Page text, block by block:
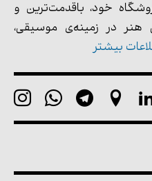
خود، باقدمت‌ترین و
در زمینه‌ی موسیقی،
بیشتر